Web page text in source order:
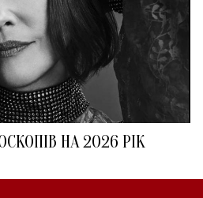
НА 2026 РІК